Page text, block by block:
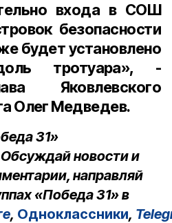
входа в СОШ
безопасности
будет установлено
тротуара», -
Яковлевского
Олег Медведев.
31»
новости и
направляй
«Победа 31» в
, Одноклассники,